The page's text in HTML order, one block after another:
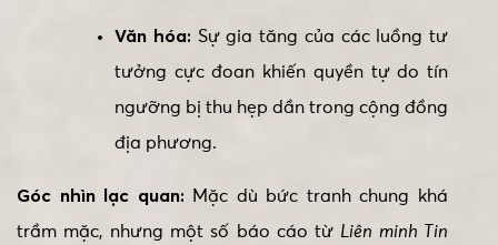
Văn hóa: Sự gia tăng của các luồng tư
tưởng cực đoan khiến quyền tự do tín
ngưỡng bị thu hẹp dần trong cộng đồng
địa phương.
Góc nhìn lạc quan: Mặc dù bức tranh chung khá
trầm mặc, nhưng một số báo cáo từ Liên minh Tin